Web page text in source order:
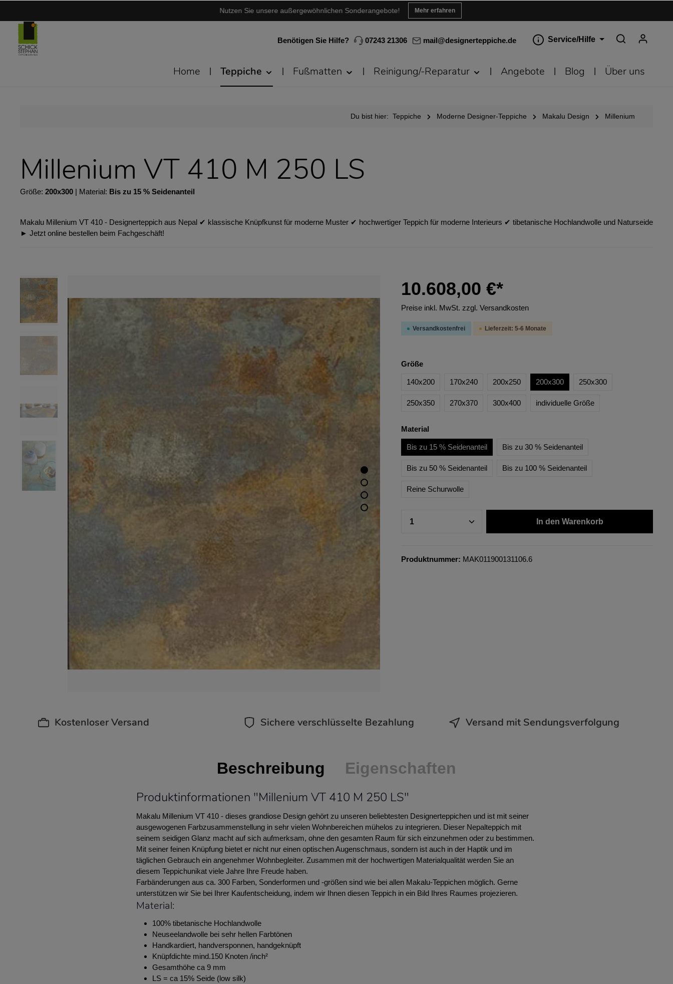
Nutzen Sie unsere außergewöhnlichen Sonderangebote! Mehr erfahren
Benötigen Sie Hilfe? 07243 21306 mail@designerteppiche.de Service/Hilfe
Home Teppiche Fußmatten Reinigung/-Reparatur Angebote Blog Über uns
Du bist hier: Teppiche Moderne Designer-Teppiche Makalu Design Millenium
Millenium VT 410 M 250 LS
Größe: 200x300 | Material: Bis zu 15 % Seidenanteil
Makalu Millenium VT 410 - Designerteppich aus Nepal ✔︎ klassische Knüpfkunst für moderne Muster ✔︎ hochwertiger Teppich für moderne Interieurs ✔︎ tibetanische Hochlandwolle und Naturseide
► Jetzt online bestellen beim Fachgeschäft!
10.608,00 €*
Preise inkl. MwSt. zzgl. Versandkosten
Versandkostenfrei Lieferzeit: 5-6 Monate
Größe
140x200 170x240 200x250 200x300 250x300
250x350 270x370 300x400 individuelle Größe
Material
Bis zu 15 % Seidenanteil Bis zu 30 % Seidenanteil
Bis zu 50 % Seidenanteil Bis zu 100 % Seidenanteil
Reine Schurwolle
In den Warenkorb
Produktnummer: MAK011900131106.6
Kostenloser Versand Sichere verschlüsselte Bezahlung Versand mit Sendungsverfolgung
Beschreibung Eigenschaften
Produktinformationen "Millenium VT 410 M 250 LS"
Makalu Millenium VT 410 - dieses grandiose Design gehört zu unseren beliebtesten Designerteppichen und ist mit seiner
ausgewogenen Farbzusammenstellung in sehr vielen Wohnbereichen mühelos zu integrieren. Dieser Nepalteppich mit
seinem seidigen Glanz macht auf sich aufmerksam, ohne den gesamten Raum für sich einzunehmen oder zu bestimmen.
Mit seiner feinen Knüpfung bietet er nicht nur einen optischen Augenschmaus, sondern ist auch in der Haptik und im
täglichen Gebrauch ein angenehmer Wohnbegleiter. Zusammen mit der hochwertigen Materialqualität werden Sie an
diesem Teppichunikat viele Jahre Ihre Freude haben.
Farbänderungen aus ca. 300 Farben, Sonderformen und -größen sind wie bei allen Makalu-Teppichen möglich. Gerne
unterstützen wir Sie bei Ihrer Kaufentscheidung, indem wir Ihnen diesen Teppich in ein Bild Ihres Raumes projezieren.
Material:
100% tibetanische Hochlandwolle
Neuseelandwolle bei sehr hellen Farbtönen
Handkardiert, handversponnen, handgeknüpft
Knüpfdichte mind.150 Knoten /inch²
Gesamthöhe ca 9 mm
LS = ca 15% Seide (low silk)